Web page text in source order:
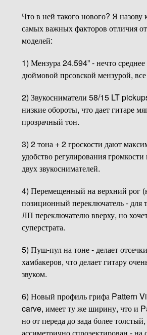
Что в ней такого нового? Я
самых важных факторов отличия
моделей:
1) Мензура 24.594” - нечто
дюймовой прсовской мензурой,
2) Звукосниматели 58/15 LT
низкие обороты, что дает гитаре
прозрачный тон.
3) 2 тона + 2 гроскости дают
удобство регулирования
двух звукоснимателей.
4) Перемещенный на верхний рог
позиционный переключатель - для
ЛП переключателю вверху, но
суперстрата.
5) Пуш-пул на тоне - делает
хамбакеров, что делает гитару
звуком.
6) Новый профиль грифа Pattern
carve, имеет ту же ширину, что и
но от переда до зада более
ассиметрично спроэектирован - на